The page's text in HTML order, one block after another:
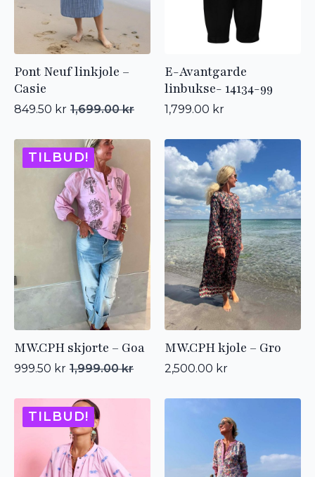
Pont Neuf linkjole –
Casie
1,699.00kr
Opprinnelig
var:
1,699.00 kr.
849.50 kr
Nåværende
er:
849.50 kr.
E-Avantgarde
linbukse- 14134-99
1,799.00 kr
TILBUD!
MW.CPH skjorte – Goa
1,999.00kr
Opprinnelig
var:
1,999.00 kr.
999.50 kr
Nåværende
er:
999.50 kr.
MW.CPH kjole – Gro
2,500.00 kr
TILBUD!